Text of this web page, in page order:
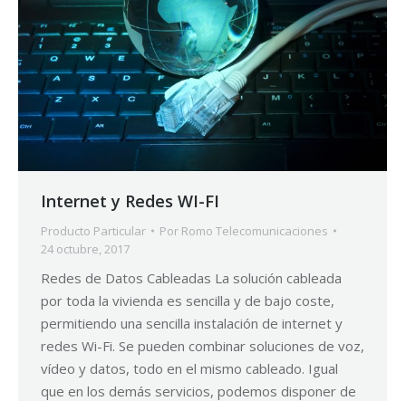
Internet y Redes WI-FI
Producto Particular Por Romo Telecomunicaciones
24 octubre, 2017
Redes de Datos Cableadas La solución cableada
por toda la vivienda es sencilla y de bajo coste,
permitiendo una sencilla instalación de internet y
redes Wi-Fi. Se pueden combinar soluciones de voz,
vídeo y datos, todo en el mismo cableado. Igual
que en los demás servicios, podemos disponer de